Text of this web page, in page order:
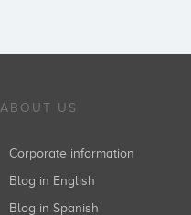
ABOUT US
Corporate information
Blog in English
Blog in Spanish